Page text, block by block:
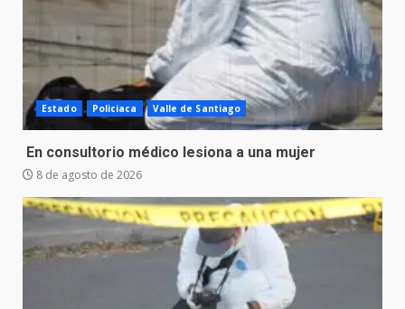
Estado Policiaca Valle de Santiago
En consultorio médico lesiona a una mujer
8 de agosto de 2026